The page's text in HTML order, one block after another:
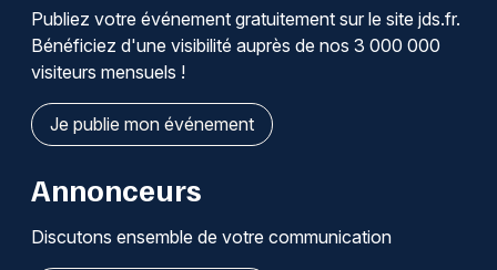
Publiez votre événement gratuitement sur le site jds.fr.
Bénéficiez d'une visibilité auprès de nos 3 000 000
visiteurs mensuels !
Je publie mon événement
Annonceurs
Discutons ensemble de votre communication